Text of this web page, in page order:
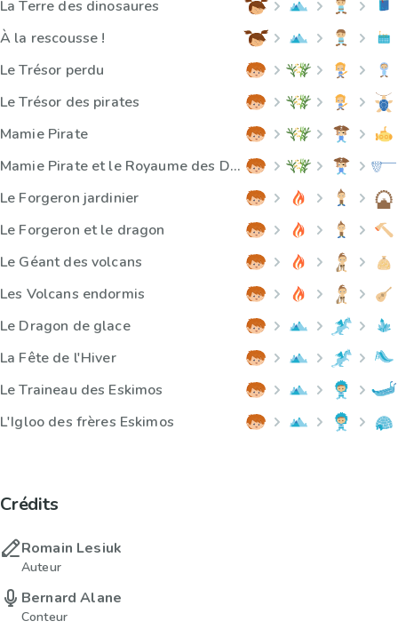
La Terre des dinosaures
À la rescousse !
Le Trésor perdu
Le Trésor des pirates
Mamie Pirate
Mamie Pirate et le Royaume des Déchets
Le Forgeron jardinier
Le Forgeron et le dragon
Le Géant des volcans
Les Volcans endormis
Le Dragon de glace
La Fête de l'Hiver
Le Traineau des Eskimos
L'Igloo des frères Eskimos
Crédits
Romain Lesiuk
Auteur
Bernard Alane
Conteur